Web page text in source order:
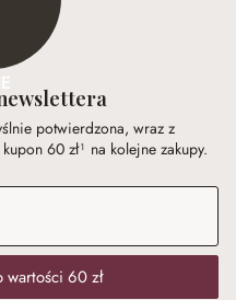
potwierdzona, wraz z
60 zł¹ na kolejne zakupy.
60 zł